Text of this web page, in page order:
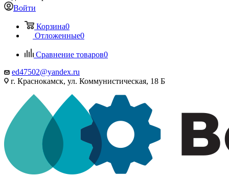
Войти
Корзина0
Отложенные0
Сравнение товаров0
ed47502@yandex.ru
г. Краснокамск, ул. Коммунистическая, 18 Б